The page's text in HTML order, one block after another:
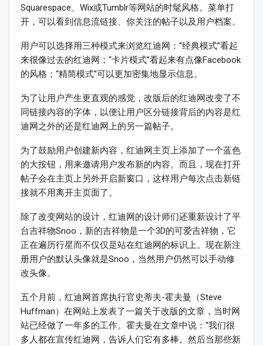
Squarespace、Wix或Tumblr等网站的时髦风格。菜单打
开，可以看到信息流链接、你关注的帖子以及用户档案。
用户可以选择用三种模式来浏览红迪网：“经典模式”看起
来很像过去的红迪网；“卡片模式”看起来有点像Facebook
的风格；“精简模式”可以更加密集地显示信息。
为了让用户产生更直观的感觉，改版后的红迪网改变了不
同链接内容的字体，以便让用户区分链接背后的内容是红
迪网之外的还是红迪网上的另一篇帖子。
为了鼓励用户创建新内容，红迪网主页上添加了一个蓝色
的大按钮，用来邀请用户发布新的内容。而且，现在打开
帖子会在主页上另外开启新窗口，这样用户每次点击新链
接就不用离开主页面了。
除了改变网站的设计，红迪网的设计师们还重新设计了平
台吉祥物Snoo，新的吉祥物是一个3D的可爱吉祥物，它
正在遍历行星而不仅仅是站在红迪网的标识上。现在新注
册用户的默认头像就是Snoo，当然用户仍然可以手动修
改头像。
五个月前，红迪网首席执行官史蒂夫-霍夫曼（Steve
Huffman）在网站上发表了一篇关于改版的文章，当时网
站已经做了一年多的工作。霍夫曼在文章中说：“我们很
多人都在宣传红迪网，告诉人们它有多棒。然后当那些新